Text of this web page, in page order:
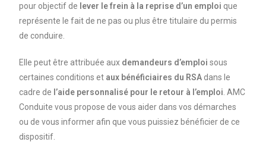
pour objectif de lever le frein à la reprise d’un emploi que
représente le fait de ne pas ou plus être titulaire du permis
de conduire.
Elle peut être attribuée aux demandeurs d’emploi sous
certaines conditions et aux bénéficiaires du RSA dans le
cadre de l’aide personnalisé pour le retour à l’emploi . AMC
Conduite vous propose de vous aider dans vos démarches
ou de vous informer afin que vous puissiez bénéficier de ce
dispositif.